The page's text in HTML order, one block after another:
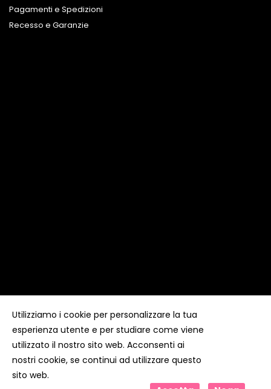
Pagamenti e Spedizioni
Recesso e Garanzie
Copyright ©Kyuubi Cloud SolutionbySTUDIO
diritti riservati
Utilizziamo i cookie per personalizzare la tua
esperienza utente e per studiare come viene
utilizzato il nostro sito web. Acconsenti ai
nostri cookie, se continui ad utilizzare questo
sito web.